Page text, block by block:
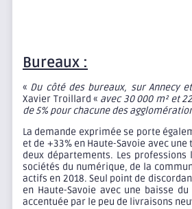
Bureaux :
« Du côté des bureaux, sur Annecy
Xavier Troillard « avec 30 000 m² et
de 5% pour chacune des
La demande exprimée se porte
et de +33% en Haute-Savoie avec
deux départements. Les
sociétés du numérique, de la
actifs en 2018. Seul point de
en Haute-Savoie avec une baisse
accentuée par le peu de livraisons